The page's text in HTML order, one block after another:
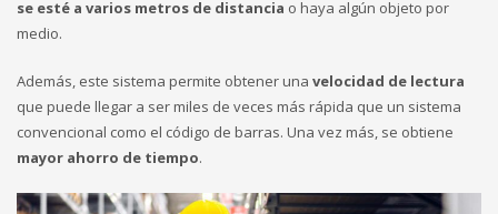
se esté a varios metros de distancia o haya algún objeto por
medio.
Además, este sistema permite obtener una velocidad de lectura
que puede llegar a ser miles de veces más rápida que un sistema
convencional como el código de barras. Una vez más, se obtiene
mayor ahorro de tiempo.